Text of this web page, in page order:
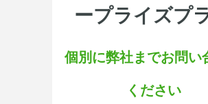
ープライズプ
個別に弊社までお問い
ください